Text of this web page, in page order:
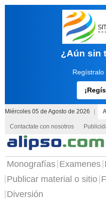
¿Aún sin
Regístralo
Miércoles 05 de Agosto de 2026
Contactate con nosotros
Monografías Examenes
Publicar material o sitio
Diversión